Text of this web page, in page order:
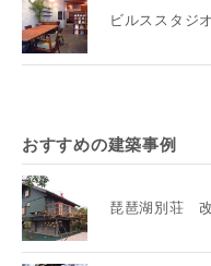
ビルススタジ
おすすめの建築事例
琵琶湖別荘